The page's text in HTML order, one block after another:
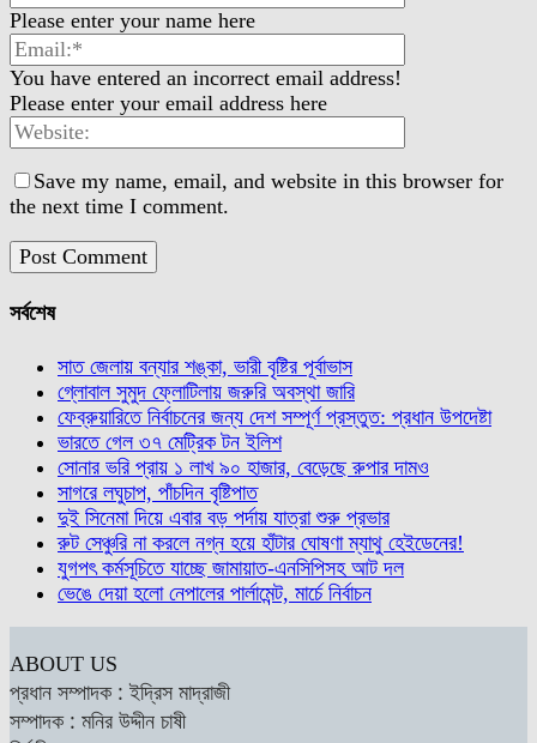
Please enter your name here
You have entered an incorrect email address!
Please enter your email address here
Save my name, email, and website in this browser for
the next time I comment.
সর্বশেষ
সাত জেলায় বন্যার শঙ্কা, ভারী বৃষ্টির পূর্বাভাস
গ্লোবাল সুমুদ ফ্লোটিলায় জরুরি অবস্থা জারি
ফেব্রুয়ারিতে নির্বাচনের জন্য দেশ সম্পূর্ণ প্রস্তুত: প্রধান উপদেষ্টা
ভারতে গেল ৩৭ মেট্রিক টন ইলিশ
সোনার ভরি প্রায় ১ লাখ ৯০ হাজার, বেড়েছে রুপার দামও
সাগরে লঘুচাপ, পাঁচদিন বৃষ্টিপাত
দুই সিনেমা দিয়ে এবার বড় পর্দায় যাত্রা শুরু প্রভার
রুট সেঞ্চুরি না করলে নগ্ন হয়ে হাঁটার ঘোষণা ম্যাথু হেইডেনের!
যুগপৎ কর্মসূচিতে যাচ্ছে জামায়াত-এনসিপিসহ আট দল
ভেঙে দেয়া হলো নেপালের পার্লামেন্ট, মার্চে নির্বাচন
ABOUT US
প্রধান সম্পাদক : ইদ্রিস মাদ্রাজী
সম্পাদক : মনির উদ্দীন চাষী